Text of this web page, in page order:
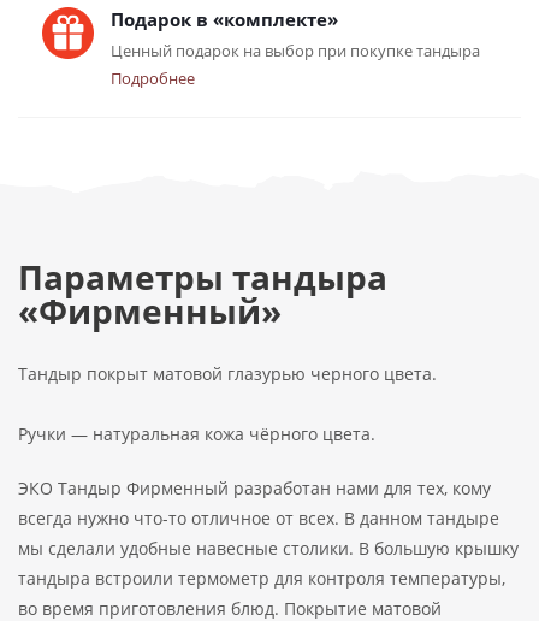
Подарок в «комплекте»
Ценный подарок на выбор при покупке тандыра
Подробнее
Параметры тандыра
«Фирменный»
Тандыр покрыт матовой глазурью черного цвета.
Ручки — натуральная кожа чёрного цвета.
ЭКО Тандыр Фирменный разработан нами для тех, кому
всегда нужно что-то отличное от всех. В данном тандыре
мы сделали удобные навесные столики. В большую крышку
тандыра встроили термометр для контроля температуры,
во время приготовления блюд. Покрытие матовой